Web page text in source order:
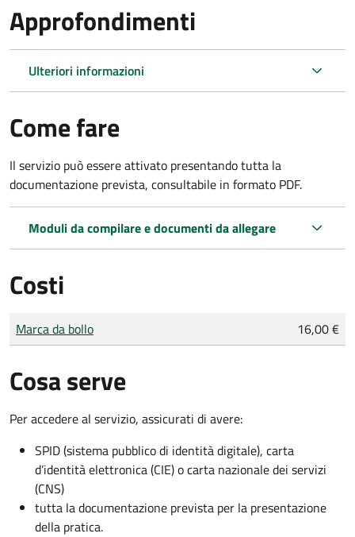
Approfondimenti
Ulteriori informazioni
Come fare
Il servizio può essere attivato presentando tutta la
documentazione prevista, consultabile in formato PDF.
Moduli da compilare e documenti da allegare
Costi
Tipo di pagamento
Importo
Marca da bollo 16,00 €
Cosa serve
Per accedere al servizio, assicurati di avere:
SPID (sistema pubblico di identità digitale), carta
d’identità elettronica (CIE) o carta nazionale dei servizi
(CNS)
tutta la documentazione prevista per la presentazione
della pratica.